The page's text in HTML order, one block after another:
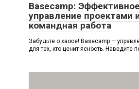
Basecamp: Эффективное
управление проектами
командная работа
Забудьте о хаосе! Basecamp —
для тех, кто ценит ясность. Наведите